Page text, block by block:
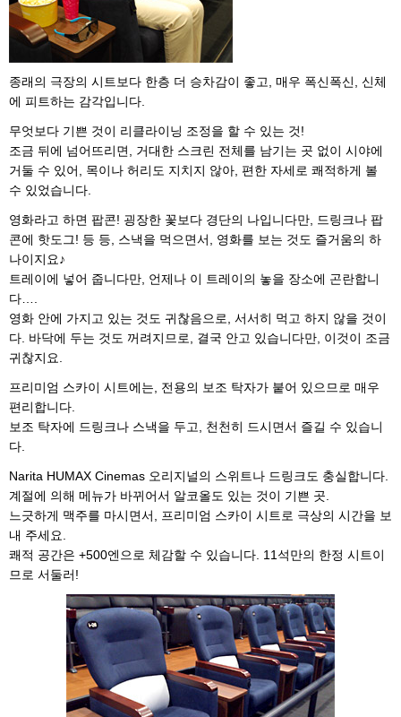
종래의 극장의 시트보다 한층 더 승차감이 좋고, 매우 폭신폭신, 신체
에 피트하는 감각입니다.
무엇보다 기쁜 것이 리클라이닝 조정을 할 수 있는 것!
조금 뒤에 넘어뜨리면, 거대한 스크린 전체를 남기는 곳 없이 시야에
거둘 수 있어, 목이나 허리도 지치지 않아, 편한 자세로 쾌적하게 볼
수 있었습니다.
영화라고 하면 팝콘! 굉장한 꽃보다 경단의 나입니다만, 드링크나 팝
콘에 핫도그! 등 등, 스낵을 먹으면서, 영화를 보는 것도 즐거움의 하
나이지요♪
트레이에 넣어 줍니다만, 언제나 이 트레이의 놓을 장소에 곤란합니
다….
영화 안에 가지고 있는 것도 귀찮음으로, 서서히 먹고 하지 않을 것이
다. 바닥에 두는 것도 꺼려지므로, 결국 안고 있습니다만, 이것이 조금
귀찮지요.
프리미엄 스카이 시트에는, 전용의 보조 탁자가 붙어 있으므로 매우
편리합니다.
보조 탁자에 드링크나 스낵을 두고, 천천히 드시면서 즐길 수 있습니
다.
Narita HUMAX Cinemas 오리지널의 스위트나 드링크도 충실합니다.
계절에 의해 메뉴가 바뀌어서 알코올도 있는 것이 기쁜 곳.
느긋하게 맥주를 마시면서, 프리미엄 스카이 시트로 극상의 시간을 보
내 주세요.
쾌적 공간은 +500엔으로 체감할 수 있습니다. 11석만의 한정 시트이
므로 서둘러!